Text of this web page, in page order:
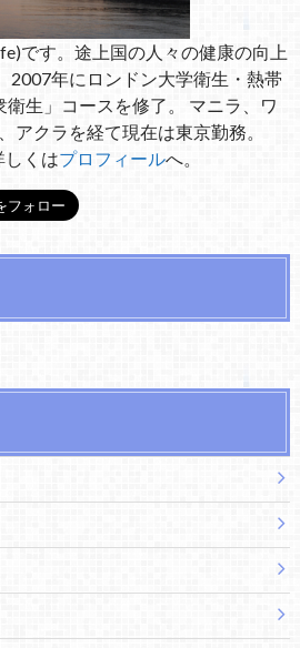
です。途上国の人々の健康の向上
2007年にロンドン大学衛生・熱帯
生」コースを修了。 マニラ、ワ
アクラを経て現在は東京勤務。
しくはプロフィールへ。